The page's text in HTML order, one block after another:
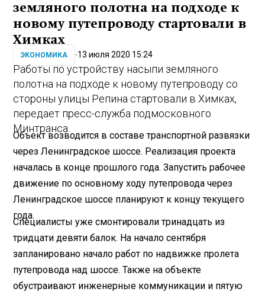
земляного полотна на подходе к
новому путепроводу стартовали в
Химках
ЭКОНОМИКА 13 июля 2020 15:24
Работы по устройству насыпи земляного
полотна на подходе к новому путепроводу со
стороны улицы Репина стартовали в Химках,
передает пресс-служба подмосковного
Минтранса.
Объект возводится в составе транспортной развязки
через Ленинградское шоссе. Реализация проекта
началась в конце прошлого года. Запустить рабочее
движение по основному ходу путепровода через
Ленинградское шоссе планируют к концу текущего
года.
Специалисты уже смонтировали тринадцать из
тридцати девяти балок. На начало сентября
запланировано начало работ по надвижке пролета
путепровода над шоссе. Также на объекте
обустраивают инженерные коммуникации и пятую